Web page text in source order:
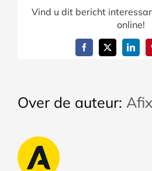
Vind u dit bericht
online!
Facebook
X
Over de auteur: Afix